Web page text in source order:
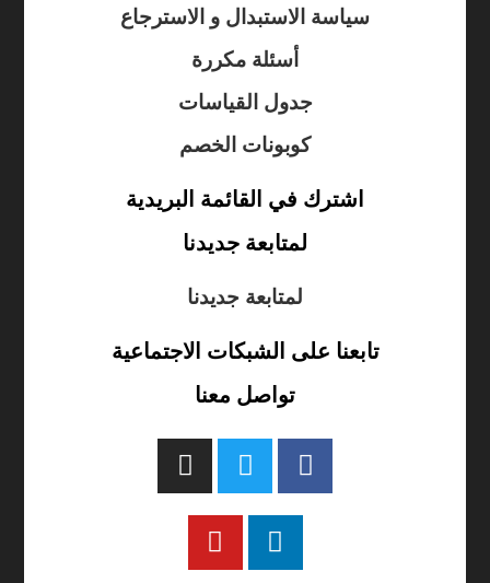
سياسة الاستبدال و الاسترجاع
أسئلة مكررة
جدول القياسات
كوبونات الخصم
اشترك في القائمة البريدية
لمتابعة جديدنا
لمتابعة جديدنا
تابعنا على الشبكات الاجتماعية
تواصل معنا